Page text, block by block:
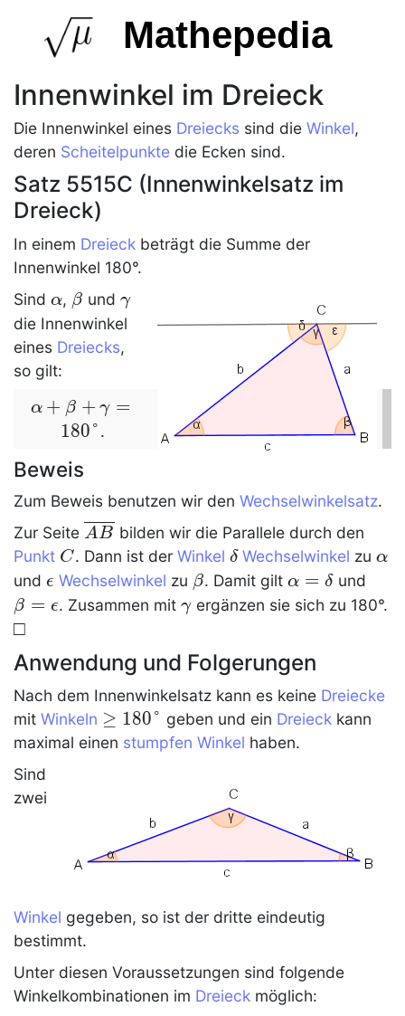
Mathepedia
Innenwinkel im Dreieck
Die Innenwinkel eines Dreiecks sind die Winkel,
deren Scheitelpunkte die Ecken sind.
Satz 5515C (Innenwinkelsatz im
Dreieck)
In einem Dreieck beträgt die Summe der
Innenwinkel 180°.
Sind \alpha
α, \beta
β und\gamma
γ
die Innenwinkel
eines Dreiecks,
so gilt:
\alpha
+ \beta
\gamma
=180°
α + β + γ =
180°.
Beweis
Zum Beweis benutzen wir den Wechselwinkelsatz.
Zur Seite \overline
{AB}
AB bilden wir die Parallele durch den
Punkt C
C. Dann ist der Winkel \delta
δ Wechselwinkel zuα
und \epsilon
ϵ Wechselwinkel zu \beta
β. Damit gilt\alpha
=
α = δund
β = ϵ. Zusammen mit \gamma
γergänzen sie sich zu 180°.
\qed
□
Anwendung und Folgerungen
Nach dem Innenwinkelsatz kann es keine Dreiecke
mit Winkeln \geq
180°
≥ 180° geben und ein Dreieckkann
maximal einen stumpfen Winkel haben.
Sind
zwei
Winkel gegeben, so ist der dritte eindeutig
bestimmt.
Unter diesen Voraussetzungen sind folgende
Winkelkombinationen im Dreieck möglich: